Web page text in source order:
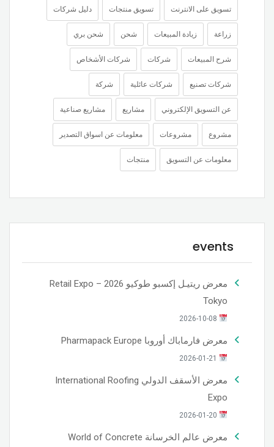
تسويق على الانترنت تسويق منتجات دليل شركات
زراعة زيادة المبيعات شحن شحن بري
شرح المبيعات شركات شركات الأشخاص
شركات تصنيع شركات عائلية شركة
عن التسويق الإلكتروني مشاريع مشاريع صناعية
مشروع مشروعات معلومات عن اسواق التصدير
معلومات عن التسويق منتجات
events
معرض ريتيـل إكسبو طوكيو 2026 – Retail Expo
Tokyo
معرض فارماباك أوروبا Pharmapack Europe
معرض الأسقف الدولي International Roofing
Expo
معرض عالم الخرسانة World of Concrete